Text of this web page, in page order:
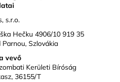
s.r.o.
Hečku 4906/10 919 35
Parnou, Szlovákia
vevő
Kerületi Bíróság
36155/T